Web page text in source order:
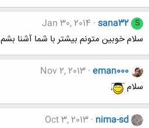
S
sana32
Jan 30, 2014
سلام خوبین متونم بیشتر با شما آشنا بشم
eman000
Nov 2, 2013
سلام
nima-sd
Oct 3, 2013